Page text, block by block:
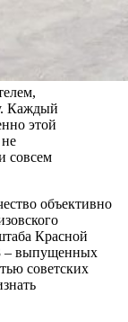
Каждый
этой
совсем
объективно
Красной
– выпущенных
советских